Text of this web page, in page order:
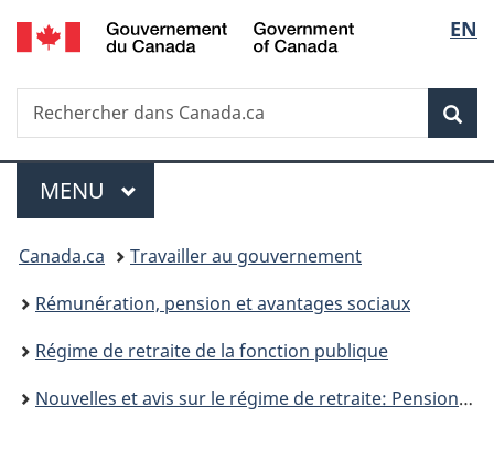
Passer
au
principal
Passer
à
Au
du
Passer
à
version
simplifiée
de
la
EN
Recherche
Rechercher
dans
Menu
MENU PRINCIPAL
Vous
êtes
ici :
Canada.ca
Travailler au gouvernement
Rémunération, pension et avantages sociaux
Régime de retraite de la fonction publique
Nouvelles et avis sur le régime de retraite: Pension et avantages sociaux de la fonction publique